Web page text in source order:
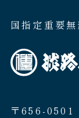
国指定重要
〒656-0501